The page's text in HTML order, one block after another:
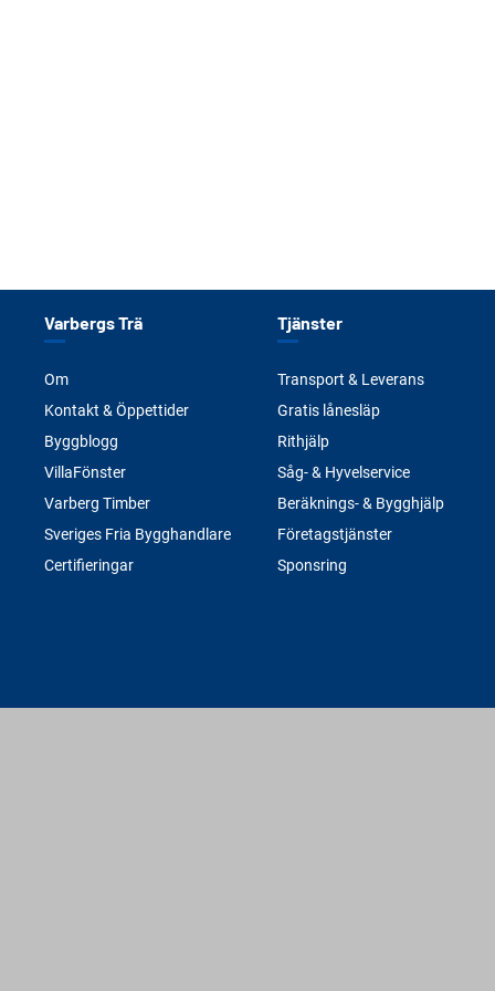
Varbergs Trä
Om
Kontakt & Öppettider
Byggblogg
VillaFönster
Varberg Timber
Sveriges Fria Bygghandlare
Certifieringar
Tjänster
Transport & Leverans
Gratis lånesläp
Rithjälp
Såg- & Hyvelservice
Beräknings- & Bygghjälp
Företagstjänster
Sponsring